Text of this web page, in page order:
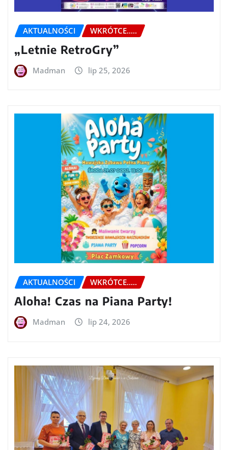
AKTUALNOŚCI WKRÓTCE.....
„Letnie RetroGry”
Madman lip 25, 2026
AKTUALNOŚCI WKRÓTCE.....
Aloha! Czas na Piana Party!
Madman lip 24, 2026